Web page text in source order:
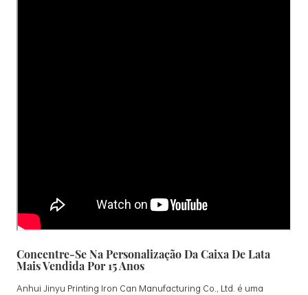
Concentre-Se Na Personalização Da Caixa De Lata
Mais Vendida Por 15 Anos
Anhui Jinyu Printing Iron Can Manufacturing Co., Ltd. é uma